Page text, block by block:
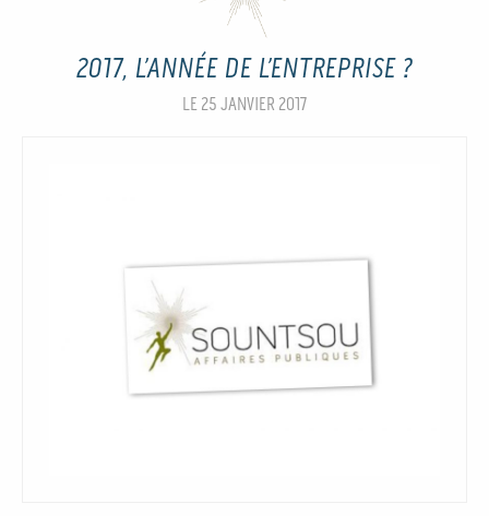
2017, L’ANNÉE DE L’ENTREPRISE ?
LE 25 JANVIER 2017